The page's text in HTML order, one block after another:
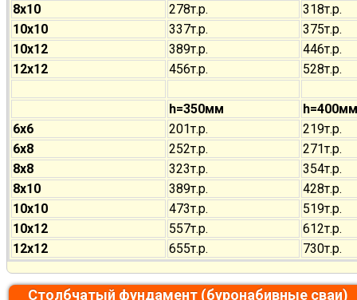
8х10
278т.р.
318т.р.
10х10
337т.р.
375т.р.
10х12
389т.р.
446т.р.
12х12
456т.р. 528т.р.
h=350мм
h=400мм
6х6
201т.р.
219т.р.
6х8
252т.р.
271т.р.
8х8
323т.р.
354т.р.
8х10
389т.р.
428т.р.
10х10
473т.р.
519т.р.
10х12
557т.р.
612т.р.
12х12
655т.р. 730т.р.
Столбчатый фундамент (буронабивные сваи)